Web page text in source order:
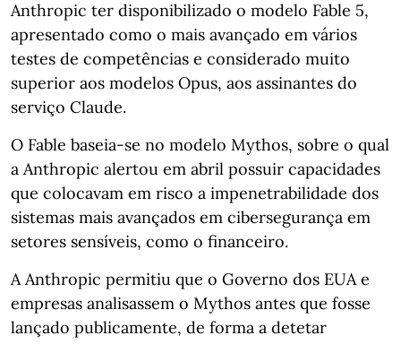
Anthropic ter disponibilizado o modelo Fable 5,
apresentado como o mais avançado em vários
testes de competências e considerado muito
superior aos modelos Opus, aos assinantes do
serviço Claude.
O Fable baseia-se no modelo Mythos, sobre o qual
a Anthropic alertou em abril possuir capacidades
que colocavam em risco a impenetrabilidade dos
sistemas mais avançados em cibersegurança em
setores sensíveis, como o financeiro.
A Anthropic permitiu que o Governo dos EUA e
empresas analisassem o Mythos antes que fosse
lançado publicamente, de forma a detetar